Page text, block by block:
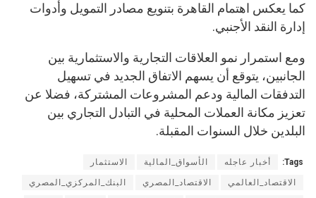
كما يعكس اهتمام القاهرة بتنويع مصادر التمويل وأدوات
إدارة النقد الأجنبي.
ومع استمرار نمو العلاقات التجارية والاستثمارية بين
الجانبين، يتوقع أن يسهم الاتفاق الجديد في تسهيل
التدفقات المالية ودعم المشروعات المشتركة، فضلا عن
تعزيز مكانة العملات المحلية في التبادل التجاري بين
البلدين خلال السنوات المقبلة.
Tags: أخبار عاجله الأسواق_المالية الاستثمار
الاقتصاد_العالمي الاقتصاد_المصري البنك_المركزي_المصري